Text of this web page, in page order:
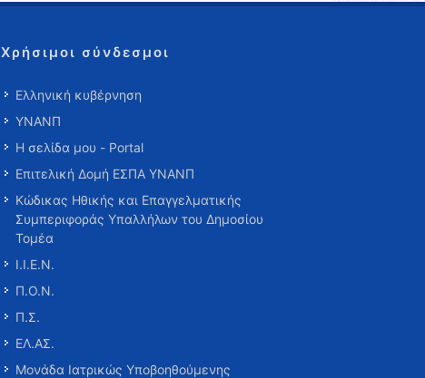
Χρήσιμοι σύνδεσμοι
Ελληνική κυβέρνηση
ΥΝΑΝΠ
Η σελίδα μου - Portal
Επιτελική Δομή ΕΣΠΑ ΥΝΑΝΠ
Κώδικας Ηθικής και Επαγγελματικής
Συμπεριφοράς Υπαλλήλων του Δημοσίου
Τομέα
Ι.Ι.Ε.Ν.
Π.Ο.Ν.
Π.Σ.
ΕΛ.ΑΣ.
Μονάδα Ιατρικώς Υποβοηθούμενης